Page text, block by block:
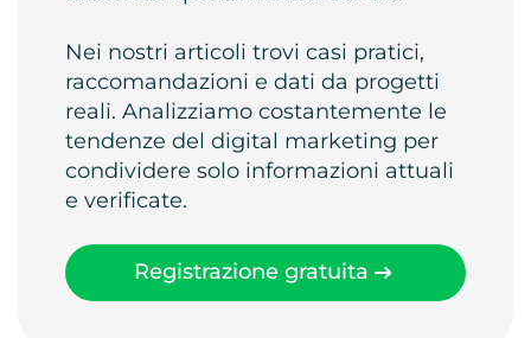
Nei nostri articoli trovi casi pratici,
raccomandazioni e dati da progetti
reali. Analizziamo costantemente le
tendenze del digital marketing per
condividere solo informazioni attuali
e verificate.
Registrazione gratuita